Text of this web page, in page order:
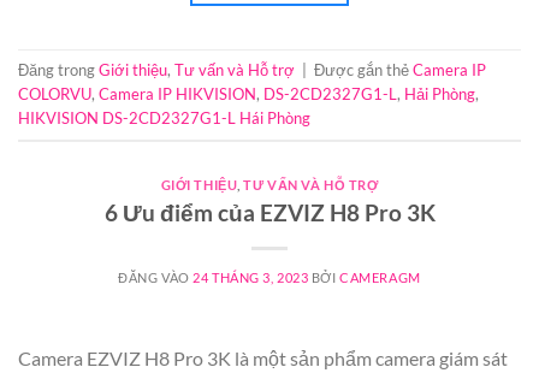
Đăng trongGiới thiệu, Tư vấn và Hỗ trợ Được gắn thẻCamera IP
COLORVU, Camera IP HIKVISION, DS-2CD2327G1-L, Hải Phòng,
HIKVISION DS-2CD2327G1-L Hái Phòng
GIỚI THIỆU ,TƯ VẤN VÀ HỖ TRỢ
6 Ưu điểm của EZVIZ H8 Pro 3K
ĐĂNG VÀO 24 THÁNG 3, 2023 BỞICAMERAGM
Camera EZVIZ H8 Pro 3K là một sản phẩm camera giám sát